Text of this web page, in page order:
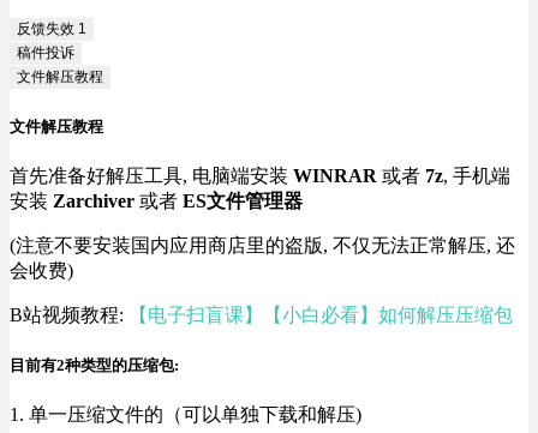
反馈失效 1
稿件投诉
文件解压教程
文件解压教程
首先准备好解压工具, 电脑端安装 WINRAR 或者 7z, 手机端
安装 Zarchiver 或者 ES文件管理器
(注意不要安装国内应用商店里的盗版, 不仅无法正常解压, 还
会收费)
B站视频教程: 【电子扫盲课】【小白必看】如何解压压缩包
目前有2种类型的压缩包:
1. 单一压缩文件的（可以单独下载和解压)